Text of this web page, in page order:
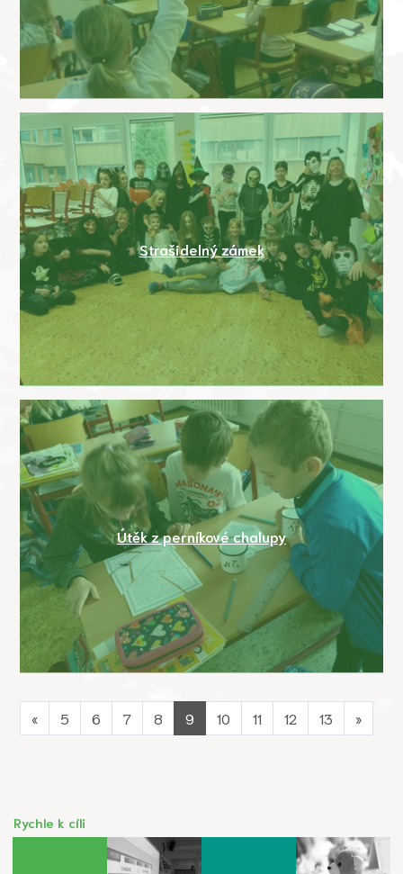
Strašidelný zámek
Útěk z perníkové chalupy
« 5 6 7 8 9 10 11 12 13 »
Rychle k cíli